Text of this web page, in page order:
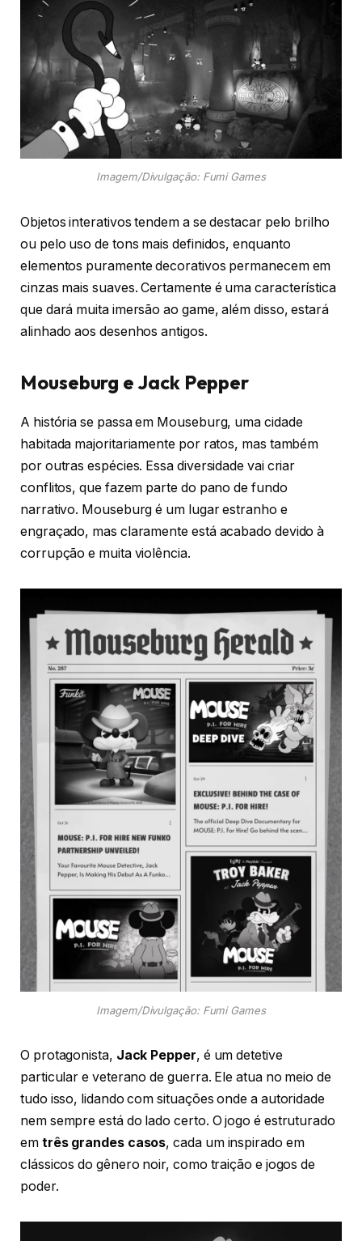
Imagem/Divulgação: Fumi Games
Objetos interativos tendem a se destacar pelo brilho
ou pelo uso de tons mais definidos, enquanto
elementos puramente decorativos permanecem em
cinzas mais suaves. Certamente é uma característica
que dará muita imersão ao game, além disso, estará
alinhado aos desenhos antigos.
Mouseburg e Jack Pepper
A história se passa em Mouseburg, uma cidade
habitada majoritariamente por ratos, mas também
por outras espécies. Essa diversidade vai criar
conflitos, que fazem parte do pano de fundo
narrativo. Mouseburg é um lugar estranho e
engraçado, mas claramente está acabado devido à
corrupção e muita violência.
Imagem/Divulgação: Fumi Games
O protagonista, Jack Pepper, é um detetive
particular e veterano de guerra. Ele atua no meio de
tudo isso, lidando com situações onde a autoridade
nem sempre está do lado certo. O jogo é estruturado
em três grandes casos, cada um inspirado em
clássicos do gênero noir, como traição e jogos de
poder.